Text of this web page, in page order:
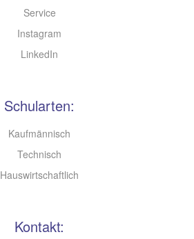
Service
Instagram
LinkedIn
Schularten:
Kaufmännisch
Technisch
Hauswirtschaftlich
Kontakt: